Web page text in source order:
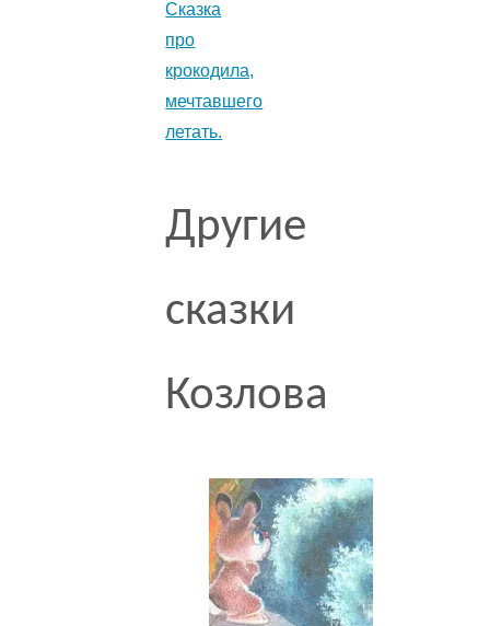
Сказка
про
крокодила,
мечтавшего
летать.
Другие
сказки
Козлова